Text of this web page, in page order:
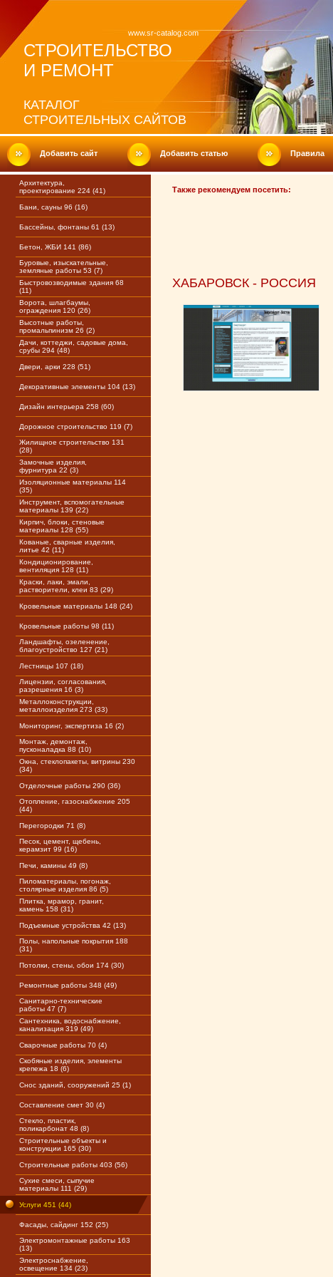
www.sr-catalog.com
СТРОИТЕЛЬСТВО
И РЕМОНТ
КАТАЛОГ
СТРОИТЕЛЬНЫХ САЙТОВ
Добавить сайт Добавить статью Правила
Архитектура,
проектирование 224 (41)
Бани, сауны 96 (16)
Бассейны, фонтаны 61 (13)
Бетон, ЖБИ 141 (86)
Буровые, изыскательные,
земляные работы 53 (7)
Быстровозводимые здания 68
(11)
Ворота, шлагбаумы,
ограждения 120 (26)
Высотные работы,
промальпинизм 26 (2)
Дачи, коттеджи, садовые дома,
срубы 294 (48)
Двери, арки 228 (51)
Декоративные элементы 104 (13)
Дизайн интерьера 258 (60)
Дорожное строительство 119 (7)
Жилищное строительство 131
(28)
Замочные изделия,
фурнитура 22 (3)
Изоляционные материалы 114
(35)
Инструмент, вспомогательные
материалы 139 (22)
Кирпич, блоки, стеновые
материалы 128 (55)
Кованые, сварные изделия,
литье 42 (11)
Кондиционирование,
вентиляция 128 (11)
Краски, лаки, эмали,
растворители, клеи 83 (29)
Кровельные материалы 148 (24)
Кровельные работы 98 (11)
Ландшафты, озеленение,
благоустройство 127 (21)
Лестницы 107 (18)
Лицензии, согласования,
разрешения 16 (3)
Металлоконструкции,
металлоизделия 273 (33)
Мониторинг, экспертиза 16 (2)
Монтаж, демонтаж,
пусконаладка 88 (10)
Окна, стеклопакеты, витрины 230
(34)
Отделочные работы 290 (36)
Отопление, газоснабжение 205
(44)
Перегородки 71 (8)
Песок, цемент, щебень,
керамзит 99 (16)
Печи, камины 49 (8)
Пиломатериалы, погонаж,
столярные изделия 86 (5)
Плитка, мрамор, гранит,
камень 158 (31)
Подъемные устройства 42 (13)
Полы, напольные покрытия 188
(31)
Потолки, стены, обои 174 (30)
Ремонтные работы 348 (49)
Санитарно-технические
работы 47 (7)
Сантехника, водоснабжение,
канализация 319 (49)
Сварочные работы 70 (4)
Скобяные изделия, элементы
крепежа 18 (6)
Снос зданий, сооружений 25 (1)
Составление смет 30 (4)
Стекло, пластик,
поликарбонат 48 (8)
Строительные объекты и
конструкции 165 (30)
Строительные работы 403 (56)
Сухие смеси, сыпучие
материалы 111 (29)
Услуги 451 (44)
Фасады, сайдинг 152 (25)
Электромонтажные работы 163
(13)
Электроснабжение,
освещение 134 (23)
Также рекомендуем посетить:
ХАБАРОВСК - РОССИЯ